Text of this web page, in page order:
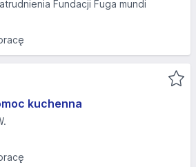
Fundacji Fuga mundi
kuchenna